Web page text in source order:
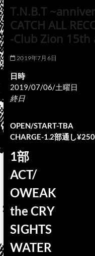
T.N.B.T
CATCH ALL
-Club Zion 15th
2019年7月6日
日時
2019/07/06/土曜日
終日
OPEN/START-TBA
CHARGE-1.2部通し
1部
ACT/
OWEAK
the CRY
SIGHTS
WATER